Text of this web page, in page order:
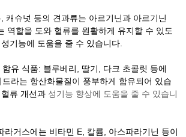
캐슈넛 등의 견과류는 아르기닌과 아르기닌
역할을 도와 혈류를 원활하게 유지할 수 있도
기능에 도움을 줄 수 있습니다.
유 식품: 블루베리, 딸기, 다크 초콜릿 등에
라는 항산화물질이 풍부하게 함유되어 있습
류 개선과 성기능 향상에 도움을 줄 수 있습니
라거스에는 비타민 E, 칼륨, 아스파라기닌 등이